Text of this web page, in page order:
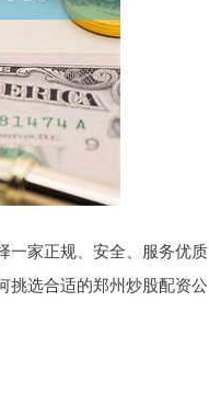
一家正规、安全、服务优质
挑选合适的郑州炒股配资公